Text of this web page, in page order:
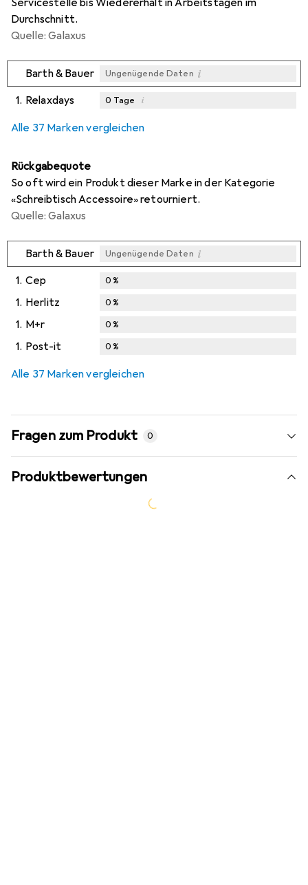
Durchschnitt.
Quelle: Galaxus
Barth & Bauer Ungenügende Daten i
1. Relaxdays 0 Tage i
Alle 37 Marken vergleichen
Rückgabequote
So oft wird ein Produkt dieser Marke in der Kategorie
«Schreibtisch Accessoire» retourniert.
Quelle: Galaxus
Barth & Bauer Ungenügende Daten i
1. Cep 0%
1. Herlitz 0%
1. M+r 0%
1. Post-it 0%
Alle 37 Marken vergleichen
Fragen zum Produkt 0
Produktbewertungen